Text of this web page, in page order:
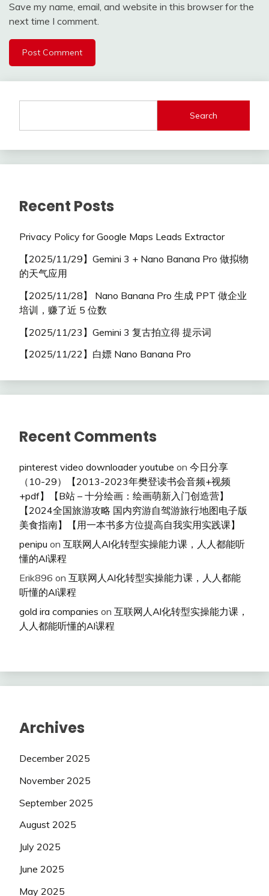
Save my name, email, and website in this browser for the
next time I comment.
Search
Recent Posts
Privacy Policy for Google Maps Leads Extractor
【2025/11/29】Gemini 3 + Nano Banana Pro 做拟物
的天气应用
【2025/11/28】 Nano Banana Pro 生成 PPT 做企业
培训，赚了近 5 位数
【2025/11/23】Gemini 3 复古拍立得 提示词
【2025/11/22】白嫖 Nano Banana Pro
Recent Comments
pinterest video downloader youtube on 今日分享
（10-29）【2013-2023年樊登读书会音频+视频
+pdf】【B站 – 十分绘画：绘画萌新入门创造营】
【2024全国旅游攻略 国内穷游自驾游旅行地图电子版
美食指南】【用一本书多方位提高自我实用实践课】
penipu on 互联网人Al化转型实操能力课，人人都能听
懂的Al课程
Erik896 on 互联网人Al化转型实操能力课，人人都能
听懂的Al课程
gold ira companies on 互联网人Al化转型实操能力课，
人人都能听懂的Al课程
Archives
December 2025
November 2025
September 2025
August 2025
July 2025
June 2025
May 2025